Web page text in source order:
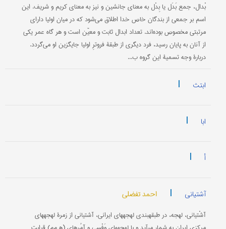
بْدال، جمع بَدَل یا بِدْل به معنای جانشین و نیز به معنای کریم و شریف. این
اسم بر جمعی از بندگان خاص خدا اطلاق می‌شود که در میان اولیا دارای
مرتبتی مخصوص بوده‌اند. تعداد ابدال ثابت و معیّن است و هر گاه عمر یکی
از آنان به پایان رسید، فرد دیگری از طبقۀ فروترِ اولیا جایگزین او می‌گردد.
دربارۀ وجه تسمیۀ این گروه ب...
ابتث |
ابا |
أ |
آشتیانی | احمد تفضلی
آشْتیانی، لهجه، در طبقه‎بندی لهجه‎های ایرانی، آشتیانی از زمرۀ لهجه‎های